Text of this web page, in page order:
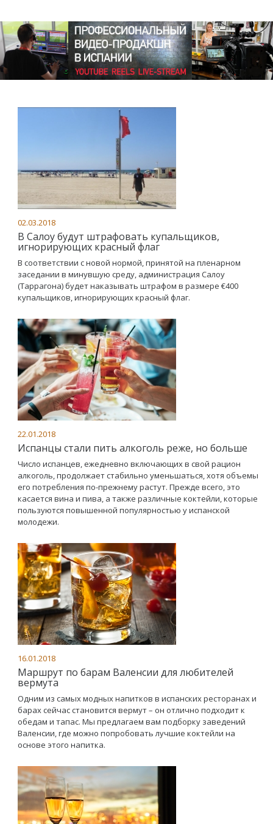
02.03.2018
В Салоу будут штрафовать купальщиков,
игнорирующих красный флаг
В соответствии с новой нормой, принятой на пленарном
заседании в минувшую среду, администрация Салоу
(Таррагона) будет наказывать штрафом в размере €400
купальщиков, игнорирующих красный флаг.
22.01.2018
Испанцы стали пить алкоголь реже, но больше
Число испанцев, ежедневно включающих в свой рацион
алкоголь, продолжает стабильно уменьшаться, хотя объемы
его потребления по-прежнему растут. Прежде всего, это
касается вина и пива, а также различные коктейли, которые
пользуются повышенной популярностью у испанской
молодежи.
16.01.2018
Маршрут по барам Валенсии для любителей
вермута
Одним из самых модных напитков в испанских ресторанах и
барах сейчас становится вермут – он отлично подходит к
обедам и тапас. Мы предлагаем вам подборку заведений
Валенсии, где можно попробовать лучшие коктейли на
основе этого напитка.